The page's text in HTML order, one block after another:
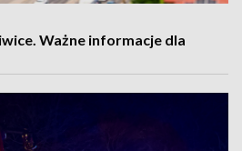
Ważne informacje dla